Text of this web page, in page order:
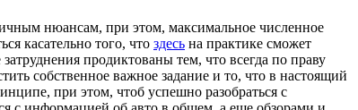
нюансам, при этом, максимальное численное
касательно того, что здесь на практике сможет
продиктованы тем, что всегда по праву
собственное важное задание и то, что в настоящий
при этом, чтоб успешно разобраться с